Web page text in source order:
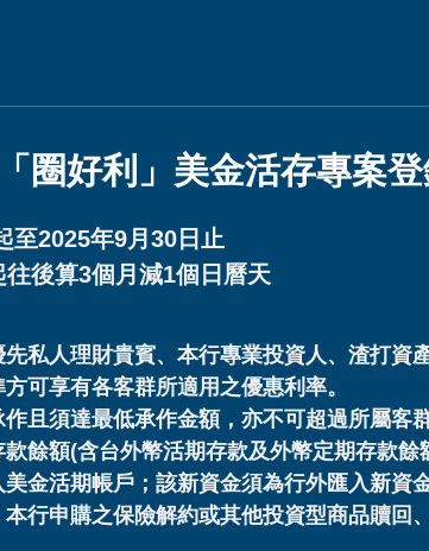
圈好利」美金活存專案
至2025年9月30日止
後算3個月減1個日曆天
私人理財貴賓、本行專業投資人、渣打資
可享有各客群所適用之優惠利率。
且須達最低承作金額，亦不可超過所屬客
餘額(含台外幣活期存款及外幣定期存款
金活期帳戶；該新資金須為行外匯入新資
行申購之保險解約或其他投資型商品贖回